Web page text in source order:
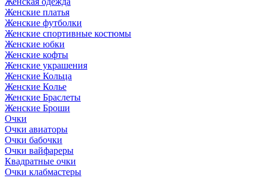
Женские платья
Женские футболки
Женские спортивные костюмы
Женские юбки
Женские кофты
Женские украшения
Женские Кольца
Женские Колье
Женские Браслеты
Женские Броши
Очки
Очки авиаторы
Очки бабочки
Очки вайфареры
Квадратные очки
Очки клабмастеры